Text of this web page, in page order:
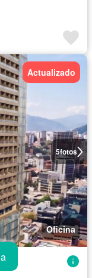
5fotos
Actualizado
Oficina